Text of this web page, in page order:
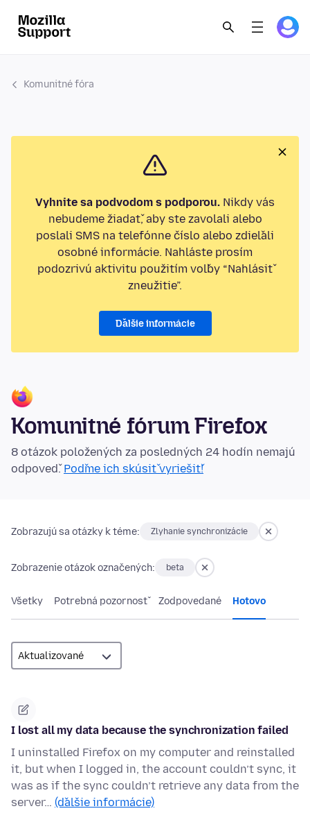
Komunitné fóra
Vyhnite sa podvodom s podporou. Nikdy vás
nebudeme žiadať, aby ste zavolali alebo
poslali SMS na telefónne číslo alebo zdieľali
osobné informácie. Nahláste prosím
podozrivú aktivitu použitím voľby “Nahlásiť
zneužitie”.
Ďalšie informácie
Komunitné fórum Firefox
8 otázok položených za posledných 24 hodín nemajú
odpoveď.Poďme ich skúsiť vyriešiť!
Zobrazujú sa otázky k téme: Zlyhanie synchronizácie
Zobrazenie otázok označených: beta
Všetky Potrebná pozornosť Zodpovedané Hotovo
I lost all my data because the synchronization failed
I uninstalled Firefox on my computer and reinstalled
it, but when I logged in, the account couldn’t sync, it
was as if the sync couldn’t retrieve any data from the
server… (ďalšie informácie)